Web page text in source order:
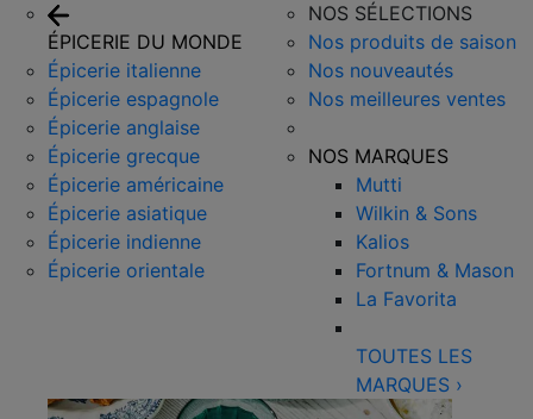
ÉPICERIE DU MONDE
Épicerie italienne
Épicerie espagnole
Épicerie anglaise
Épicerie grecque
Épicerie américaine
Épicerie asiatique
Épicerie indienne
Épicerie orientale
NOS SÉLECTIONS
Nos produits de saison
Nos nouveautés
Nos meilleures ventes
NOS MARQUES
Mutti
Wilkin & Sons
Kalios
Fortnum & Mason
La Favorita
TOUTES LES
MARQUES ›